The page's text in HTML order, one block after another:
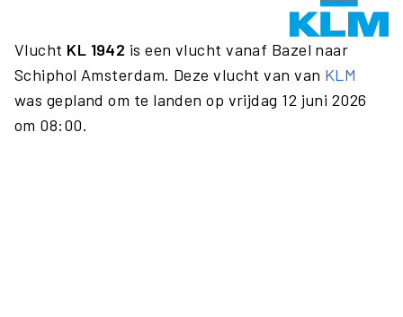
Vlucht KL 1942 is een vlucht vanaf Bazel naar
Schiphol Amsterdam. Deze vlucht van van KLM
was gepland om te landen op vrijdag 12 juni 2026
om 08:00.